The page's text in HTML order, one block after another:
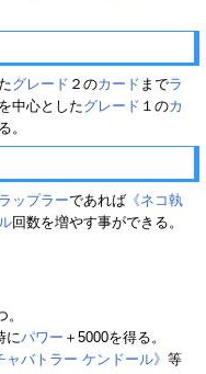
グレード ２のカード までラ
を中心としたグレード １のカ
。
ップラーであれば 《ネコ執
回数を増やす事ができる。
。
にパワー ＋5000を得る。
ャバトラー ケンドール》 等